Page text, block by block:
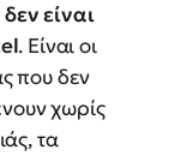
είναι
. Είναι οι
που δεν
χωρίς
τα